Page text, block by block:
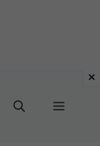
Menu